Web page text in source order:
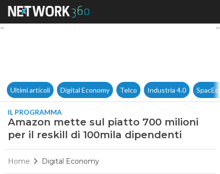
Amazon mette sul piatto
Ultimi articoli Digital Economy Telco Industria 4.0
IL PROGRAMMA
Amazon mette sul piatto 700 milioni
per il reskill di 100mila dipendenti
Home Digital Economy